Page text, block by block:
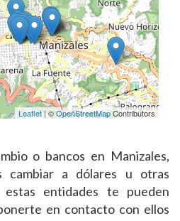
Leaflet| ©OpenStreetMapContributors
o bancos en Manizales,
cambiar a dólares u otras
estas entidades te pueden
en contacto con ellos